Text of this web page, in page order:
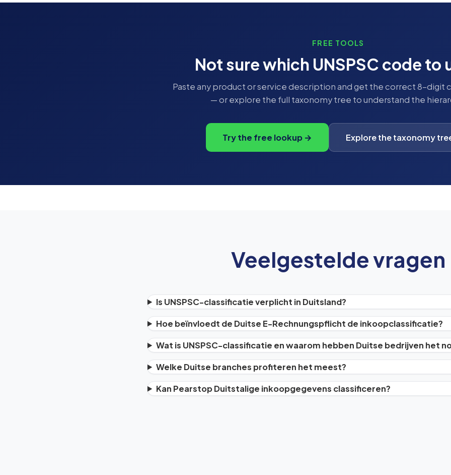
FREE TOOLS
Not sure which UNSPSC code to
Paste any product or service description and get the correct 8-digit
— or explore the full taxonomy tree to understand the
Try the free lookup → Explore the taxonomy
Veelgestelde vragen
Is UNSPSC-classificatie verplicht in Duitsland?
Hoe beïnvloedt de Duitse E-Rechnungspflicht de inkoopclassificatie?
Wat is UNSPSC-classificatie en waarom hebben Duitse bedrijven het
Welke Duitse branches profiteren het meest?
Kan Pearstop Duitstalige inkoopgegevens classificeren?